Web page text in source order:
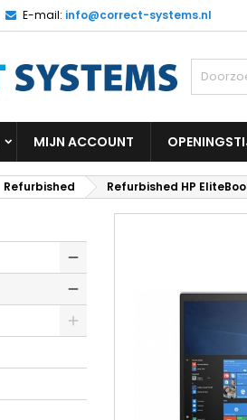
E-mail: info@correct-systems.nl
MIJN ACCOUNT
Refurbished Refurbished HP